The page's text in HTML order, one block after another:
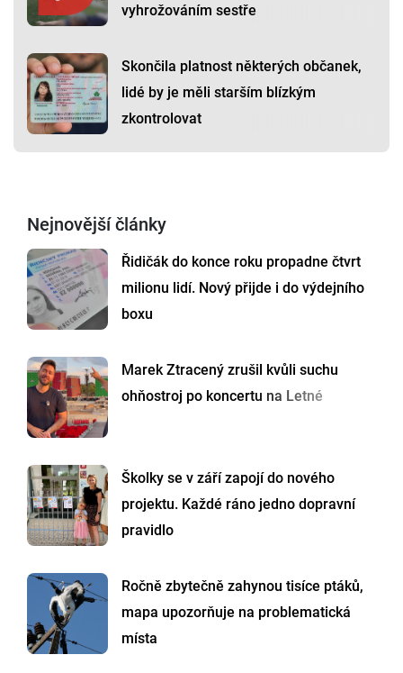
vyhrožováním sestře
Skončila platnost některých občanek,
lidé by je měli starším blízkým
zkontrolovat
Nejnovější články
Řidičák do konce roku propadne čtvrt
milionu lidí. Nový přijde i do výdejního
boxu
Marek Ztracený zrušil kvůli suchu
ohňostroj po koncertu na Letné
Školky se v září zapojí do nového
projektu. Každé ráno jedno dopravní
pravidlo
Ročně zbytečně zahynou tisíce ptáků,
mapa upozorňuje na problematická
místa